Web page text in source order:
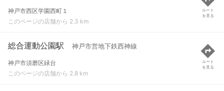
神戸市西区学園西町１
このページの店舗から 2.3 km
ルート
を見る
総合運動公園駅 神戸市営地下鉄西神線
神戸市須磨区緑台
このページの店舗から 2.8 km
ルート
を見る